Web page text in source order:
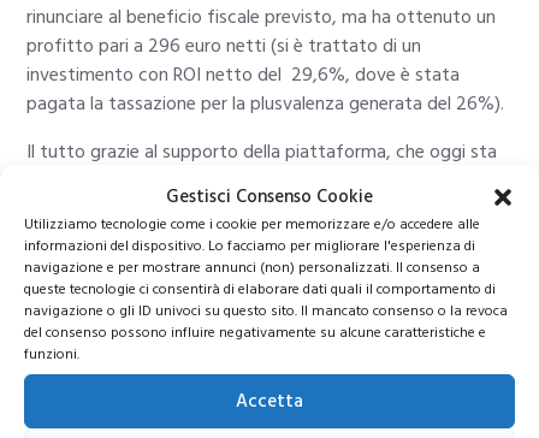
Gestisci Consenso Cookie
Utilizziamo tecnologie come i cookie per memorizzare e/o accedere alle
informazioni del dispositivo. Lo facciamo per migliorare l'esperienza di
navigazione e per mostrare annunci (non) personalizzati. Il consenso a
queste tecnologie ci consentirà di elaborare dati quali il comportamento di
navigazione o gli ID univoci su questo sito. Il mancato consenso o la revoca
del consenso possono influire negativamente su alcune caratteristiche e
funzioni.
Accetta
rinunciare al beneficio fiscale previsto, ma ha ottenuto un
profitto pari a 296 euro netti (si è trattato di un
investimento con ROI netto del 29,6%, dove è stata
pagata la tassazione per la plusvalenza generata del 26%).
Il tutto grazie al supporto della piattaforma, che oggi sta
Quanto costa investire e vendere
con WeAreStarting?